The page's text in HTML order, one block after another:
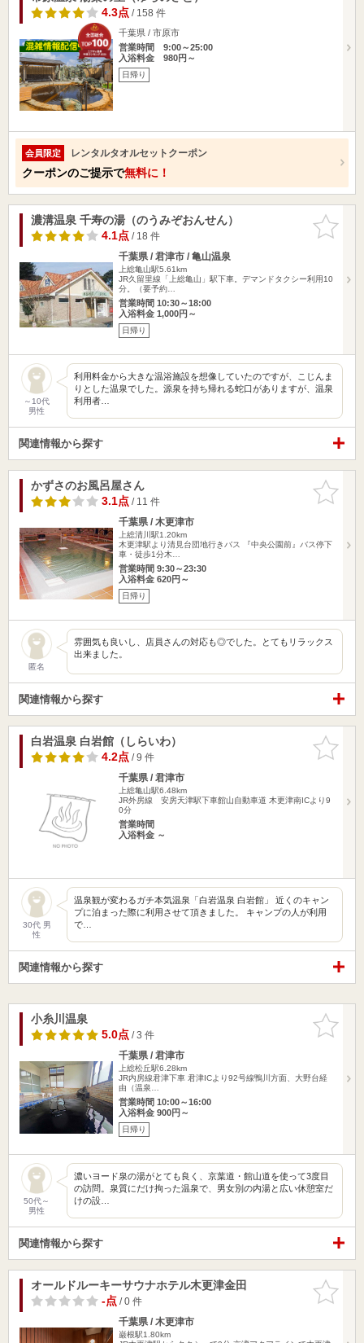
4.3点/ 158 件
千葉県 / 市原市
営業時間 9:00～25:00
入浴料金 980円～
日帰り
会員限定 レンタルタオルセットクーポン
クーポンのご提示で無料に！
お気に入
りに追加
濃溝温泉 千寿の湯（のうみぞおんせん）
4.1点/ 18 件
千葉県 / 君津市 / 亀山温泉
上総亀山駅5.61km
JR久留里線「上総亀山」駅下車。デマンドタクシー利用10
分。（要予約…
営業時間 10:30～18:00
入浴料金 1,000円～
日帰り
～10代
男性
利用料金から大きな温浴施設を想像していたのですが、こじんま
りとした温泉でした。源泉を持ち帰れる蛇口がありますが、温泉
利用者…
関連情報から探す
お気に入
りに追加
かずさのお風呂屋さん
3.1点/ 11 件
千葉県 / 木更津市
上総清川駅1.20km
木更津駅より清見台団地行きバス 『中央公園前』バス停下
車・徒歩1分木…
営業時間 9:30～23:30
入浴料金 620円～
日帰り
匿名
雰囲気も良いし、店員さんの対応も◎でした。とてもリラックス
出来ました。
関連情報から探す
お気に入
りに追加
白岩温泉 白岩館（しらいわ）
4.2点/ 9 件
千葉県 / 君津市
上総亀山駅6.48km
JR外房線 安房天津駅下車館山自動車道 木更津南ICより9
0分
営業時間
入浴料金 ～
30代 男
性
温泉観が変わるガチ本気温泉「白岩温泉 白岩館」 近くのキャン
プに泊まった際に利用させて頂きました。 キャンプの人が利用
で…
関連情報から探す
お気に入
りに追加
小糸川温泉
5.0点/ 3 件
千葉県 / 君津市
上総松丘駅6.28km
JR内房線君津下車 君津ICより92号線鴨川方面、大野台経
由（温泉…
営業時間 10:00～16:00
入浴料金 900円～
日帰り
50代～
男性
濃いヨード泉の湯がとても良く、京葉道・館山道を使って3度目
の訪問。泉質にだけ拘った温泉で、男女別の内湯と広い休憩室だ
けの設…
関連情報から探す
お気に入
りに追加
オールドルーキーサウナホテル木更津金田
-点/ 0 件
千葉県 / 木更津市
巌根駅1.80km